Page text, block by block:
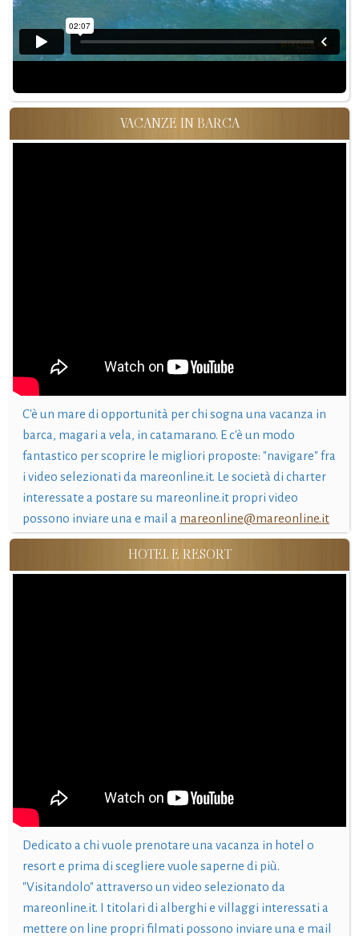
VACANZE IN BARCA
C'è un mare di opportunità per chi sogna una vacanza in
barca, magari a vela, in catamarano. E c'è un modo
fantastico per scoprire le migliori proposte: "navigare" fra
i video selezionati da mareonline.it. Le società di charter
interessate a postare su mareonline.it propri video
possono inviare una e mail a mareonline@mareonline.it
HOTEL E RESORT
Dedicato a chi vuole prenotare una vacanza in hotel o
resort e prima di scegliere vuole saperne di più.
"Visitandolo" attraverso un video selezionato da
mareonline.it. I titolari di alberghi e villaggi interessati a
mettere on line propri filmati possono inviare una e mail